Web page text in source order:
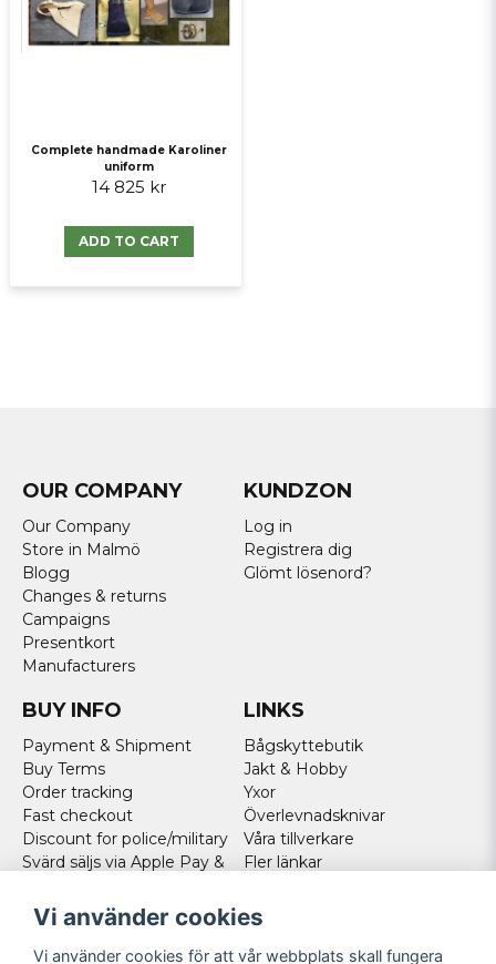
Complete handmade Karoliner
uniform
14 825 kr
ADD TO CART
OUR COMPANY
Our Company
Store in Malmö
Blogg
Changes & returns
Campaigns
Presentkort
Manufacturers
KUNDZON
Log in
Registrera dig
Glömt lösenord?
BUY INFO
Payment & Shipment
Buy Terms
Order tracking
Fast checkout
Discount for police/military
Svärd säljs via Apple Pay &
Norweigan customers
Cookies
LINKS
Bågskyttebutik
Jakt & Hobby
Yxor
Överlevnadsknivar
Våra tillverkare
Fler länkar
Vi använder cookies
Vi använder cookies för att vår webbplats skall fungera